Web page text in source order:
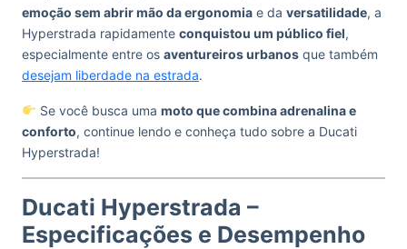
emoção sem abrir mão da ergonomia e da versatilidade, a
Hyperstrada rapidamente conquistou um público fiel,
especialmente entre os aventureiros urbanos que também
desejam liberdade na estrada.
Se você busca uma moto que combina adrenalina e
conforto, continue lendo e conheça tudo sobre a Ducati
Hyperstrada!
Ducati Hyperstrada –
Especificações e Desempenho